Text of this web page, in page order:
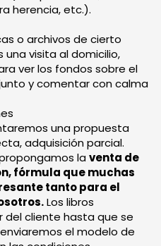
herencia, etc.).
o archivos de cierto
visita al domicilio,
ver los fondos sobre el
y comentar con calma
una propuesta
adquisición parcial.
la venta de
fórmula que muchas
tanto para el
Los libros
del cliente hasta que se
el modelo de